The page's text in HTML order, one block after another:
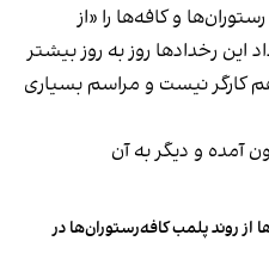
و کافه‌ها را «از
این رخدادها روز به روز بیشتر
کارگر نیست و مراسم بسیاری
آمده و دیگر به آن
از روند پلمب کافه‌رستوران‌ها در